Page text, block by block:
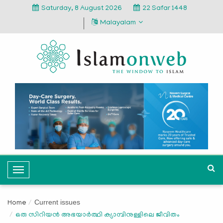
Saturday, 8 August 2026
22 Safar 1448
Malayalam
T
o
g
l
Home Current issues
ഒരു സിറിയന്‍ അഭയാര്‍ത്ഥി ക്യാമ്പിനുള്ളിലെ ജീവിതം